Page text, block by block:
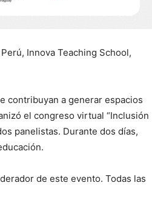
Innova Teaching School,
contribuyan a generar espacios
el congreso virtual “Inclusión
panelistas. Durante dos días,
de este evento. Todas las